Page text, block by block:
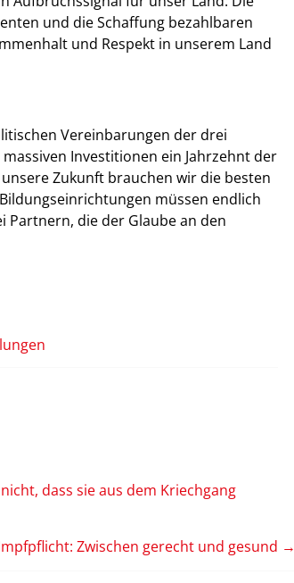
und die Schaffung bezahlbaren
und Respekt in unserem Land
Vereinbarungen der drei
Investitionen ein Jahrzehnt der
Zukunft brauchen wir die besten
müssen endlich
Partnern, die der Glaube an den
dass sie aus dem Kriechgang
Zwischen gerecht und gesund →